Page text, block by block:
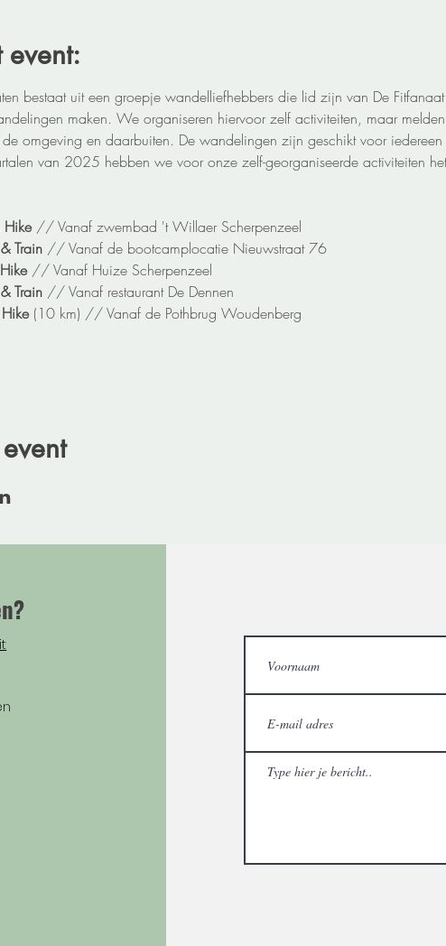
bestaat uit een groepje wandelliefhebbers die lid zijn van De
maken. We organiseren hiervoor zelf activiteiten, maar
omgeving en daarbuiten. De wandelingen zijn geschikt voor
van 2025 hebben we voor onze zelf-georganiseerde activiteiten
// Vanaf zwembad 't Willaer Scherpenzeel
Train // Vanaf de bootcamplocatie Nieuwstraat​ 76
// Vanaf Huize Scherpenzeel
Train // Vanaf restaurant De Dennen
(10 km) // Vanaf de P​othbrug Woudenberg​